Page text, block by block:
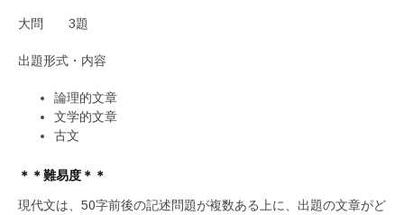
大問 3題
出題形式・内容
論理的文章
文学的文章
古文
＊＊難易度＊＊
現代文は、50字前後の記述問題が複数ある上に、出題の文章がど